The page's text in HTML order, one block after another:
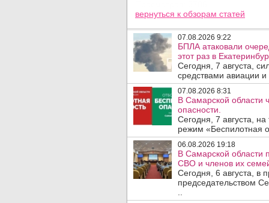
вернуться к обзорам статей
07.08.2026 9:22
БПЛА атаковали
этот раз в
Сегодня, 7 августа,
средствами авиации
07.08.2026 8:31
В Самарской области
опасности.
Сегодня, 7 августа,
режим «Беспилотная
06.08.2026 19:18
В Самарской области
СВО и членов их
Сегодня, 6 августа, в
председательством